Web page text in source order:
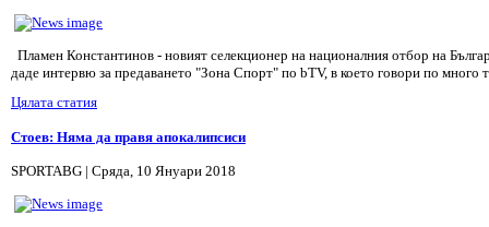
Пламен Константинов - новият селекционер на националния отбор на
даде интервю за предаването "Зона Спорт" по bTV, в което говори по много
Цялата статия
Стоев: Няма да правя апокалипсиси
SPORTABG | Сряда, 10 Януари 2018